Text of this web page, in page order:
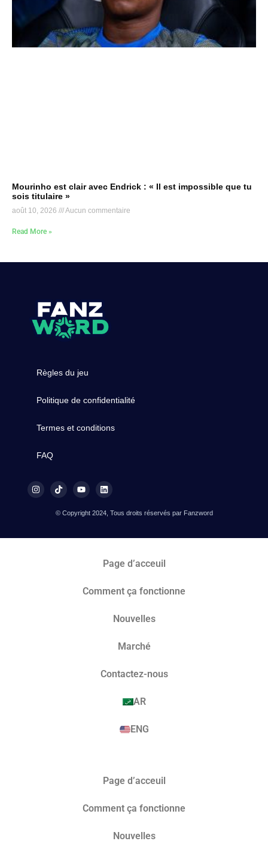
Mourinho est clair avec Endrick : « Il est impossible que tu
sois titulaire »
août 10, 2026 Aucun commentaire
Read More »
Règles du jeu
Politique de confidentialité
Termes et conditions
FAQ
© Copyright 2024, Tous droits réservés par Fanzword
Page d’acceuil
Comment ça fonctionne
Nouvelles
Marché​
Contactez-nous
AR
ENG
Page d’acceuil
Comment ça fonctionne
Nouvelles